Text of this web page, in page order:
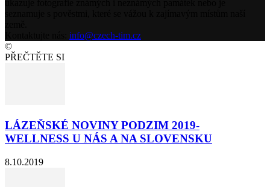
info@czech-tim.cz
©
PŘEČTĚTE SI
LÁZEŇSKÉ NOVINY PODZIM 2019-
WELLNESS U NÁS A NA SLOVENSKU
8.10.2019